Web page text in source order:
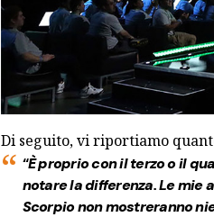
Di seguito, vi riportiamo
“È proprio con il terzo o il
notare la differenza. Le mie
Scorpio non mostreranno